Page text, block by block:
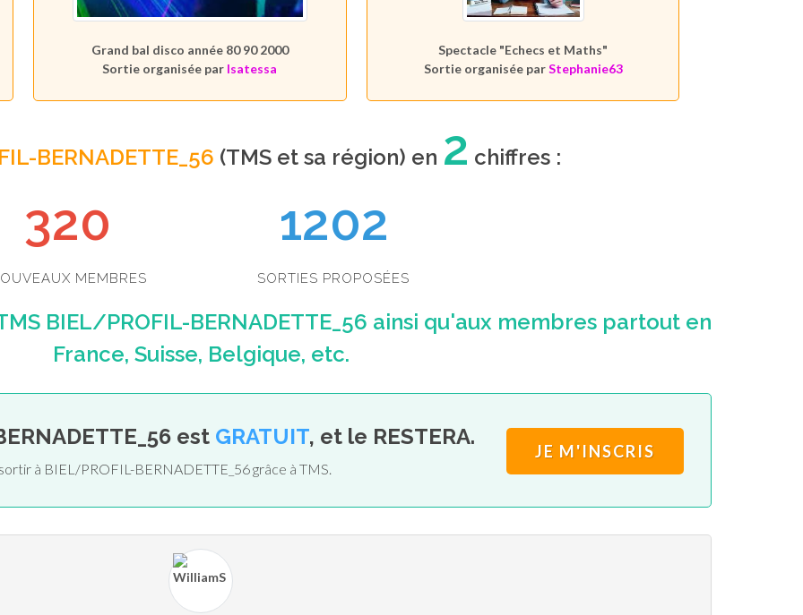
Grand bal disco année 80 90 2000
Sortie organisée par Isatessa
Spectacle "Echecs et Maths"
Sortie organisée parStephanie63
BERNADETTE_56 (TMS et sa région) en 2 chiffres :
353
MEMBRES
1202
SORTIES PROPOSÉES
BIEL/PROFIL-BERNADETTE_56 ainsi qu'aux membres partout en
France, Suisse, Belgique, etc.
est GRATUIT, et le RESTERA.
à BIEL/PROFIL-BERNADETTE_56 grâce à TMS.
JE M'INSCRIS